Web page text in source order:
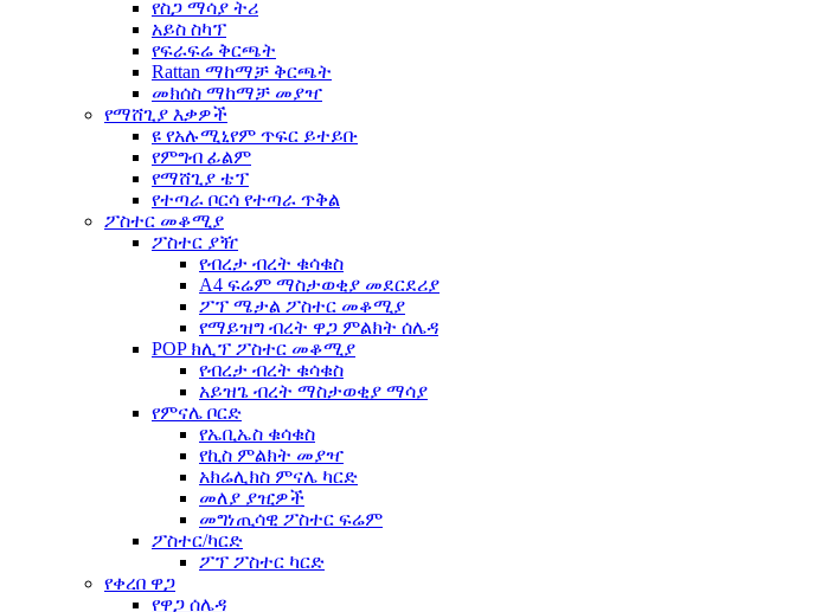
የስጋ ማሳያ ትሪ
አይስ ስካፕ
የፍራፍሬ ቅርጫት
Rattan ማከማቻ ቅርጫት
መክሰስ ማከማቻ መያዣ
የማሸጊያ እቃዎች
ዩ የአሉሚኒየም ጥፍር ይተይቡ
የምግብ ፊልም
የማሸጊያ ቴፕ
የተጣራ ቦርሳ የተጣራ ጥቅል
ፖስተር መቆሚያ
ፖስተር ያዥ
የብረታ ብረት ቁሳቁስ
A4 ፍሬም ማስታወቂያ መደርደሪያ
ፖፕ ሜታል ፖስተር መቆሚያ
የማይዝግ ብረት ዋጋ ምልክት ሰሌዳ
POP ክሊፕ ፖስተር መቆሚያ
የብረታ ብረት ቁሳቁስ
አይዝጌ ብረት ማስታወቂያ ማሳያ
የምናሌ ቦርድ
የኤቢኤስ ቁሳቁስ
የኪስ ምልክት መያዣ
አክሬሊክስ ምናሌ ካርድ
መለያ ያዢዎች
መግነጢሳዊ ፖስተር ፍሬም
ፖስተር/ካርድ
ፖፕ ፖስተር ካርድ
የቀረበ ዋጋ
የዋጋ ሰሌዳ